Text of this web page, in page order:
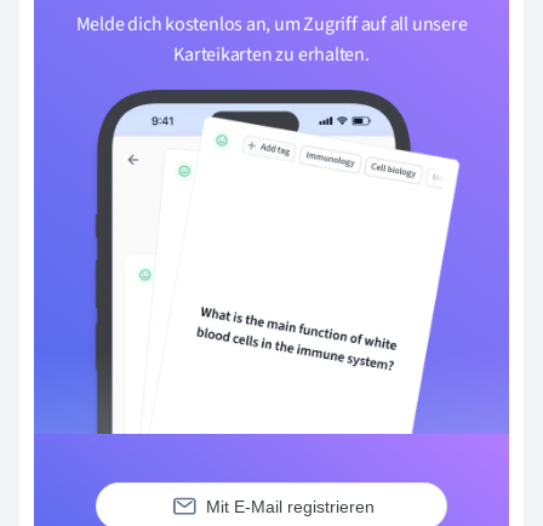
Melde dich kostenlos an, um Zugriff auf all unsere
Karteikarten zu erhalten.
Mit E-Mail registrieren